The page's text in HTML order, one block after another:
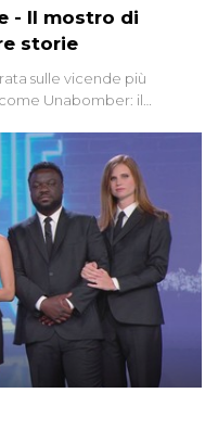
- Il mostro di
storie
sulle vicende più
Unabomber: il
essere ancora in
d'ombra sul Mostro di
ancora oggi avvolte in un
dello speciale anche
ne...